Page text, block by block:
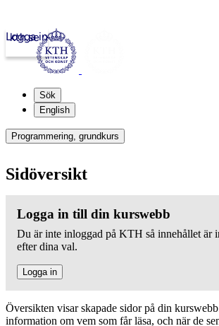
kth.se
Logga in
Sök
English
Programmering, grundkurs
Sidöversikt
Logga in till din kurswebb
Du är inte inloggad på KTH så innehållet är
efter dina val.
Logga in
Översikten visar skapade sidor på din
information om vem som får läsa, och när de